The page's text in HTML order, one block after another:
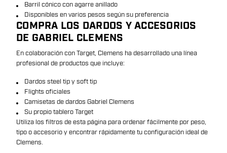
Barril cónico con agarre anillado
Disponibles en varios pesos según su preferencia
COMPRA LOS DARDOS Y ACCESORIOS
DE GABRIEL CLEMENS
En colaboración con Target, Clemens ha desarrollado una línea
profesional de productos que incluye:
Dardos steel tip y soft tip
Flights oficiales
Camisetas de dardos Gabriel Clemens
Su propio tablero Target
Utiliza los filtros de esta página para ordenar fácilmente por peso,
tipo o accesorio y encontrar rápidamente tu configuración ideal de
Clemens.